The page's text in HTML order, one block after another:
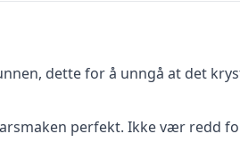
dette for å unngå at det
perfekt. Ikke vær redd